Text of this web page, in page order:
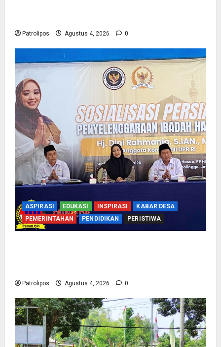
Patrolipos Agustus 4, 2026 0
ASPIRASI EDUKASI INSPIRASI
KABAR DESA
PEMERINTAHAN
PENDIDIKAN PERISTIWA
Patrolipos Agustus 4, 2026 0